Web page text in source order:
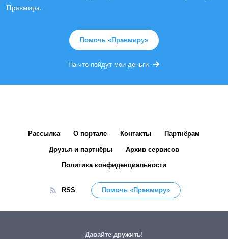
Правмира.
Помочь «Правмиру»
На что пойдут мои деньги
Рассылка О портале Контакты Партнёрам
Друзья и партнёры Архив сервисов
Политика конфиденциальности
RSS Помочь «Правмиру»
Давайте дружить!